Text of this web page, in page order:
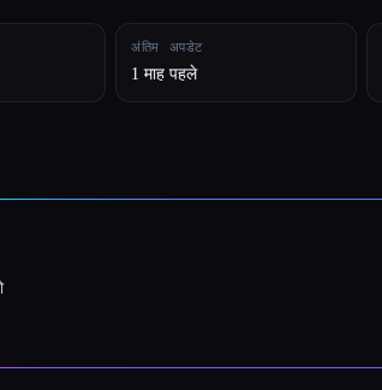
अंतिम अपडेट
1 माह पहले